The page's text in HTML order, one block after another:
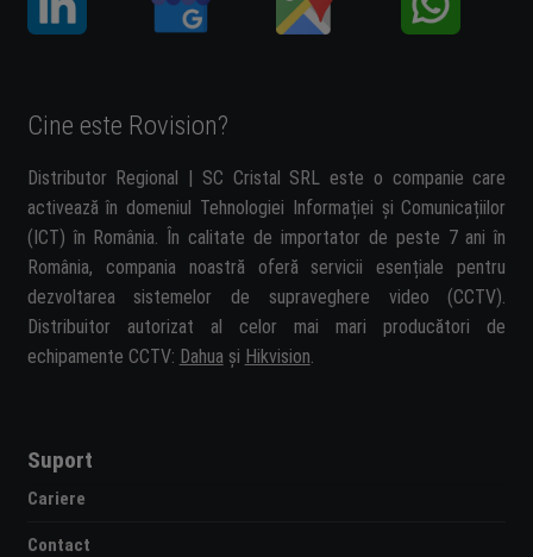
Cine este Rovision?
Distributor Regional | SC Cristal SRL este o companie care
activează în domeniul Tehnologiei Informației și Comunicațiilor
(ICT) în România. În calitate de importator de peste 7 ani în
România, compania noastră oferă servicii esențiale pentru
dezvoltarea sistemelor de supraveghere video (CCTV).
Distribuitor autorizat al celor mai mari producători de
echipamente CCTV: Dahua și Hikvision
Suport
Cariere
Contact